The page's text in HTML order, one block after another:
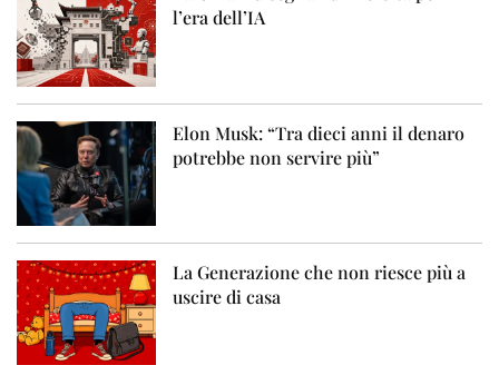
l’era dell’IA
Elon Musk: “Tra dieci anni il denaro
potrebbe non servire più”
La Generazione che non riesce più a
uscire di casa